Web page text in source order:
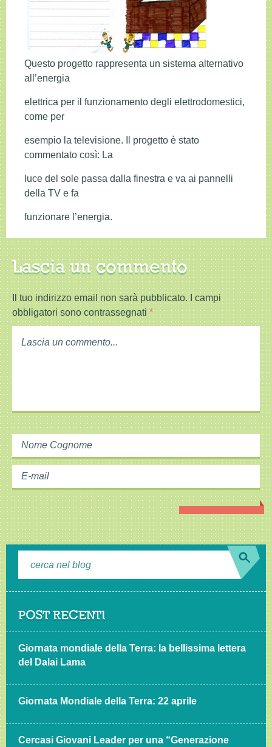
Questo progetto rappresenta un sistema alternativo
all’energia
elettrica per il funzionamento degli elettrodomestici,
come per
esempio la televisione. Il progetto è stato
commentato così: La
luce del sole passa dalla finestra e va ai pannelli
della TV e fa
funzionare l’energia.
Lascia un commento
Il tuo indirizzo email non sarà pubblicato. I campi
obbligatori sono contrassegnati *
POST RECENTI
Giornata mondiale della Terra: la bellissima lettera
del Dalai Lama
Giornata Mondiale della Terra: 22 aprile
Cercasi Giovani Leader per una “Generazione